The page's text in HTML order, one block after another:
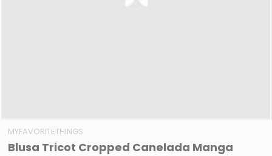
MYFAVORITETHINGS
Blusa Tricot Cropped Canelada Manga